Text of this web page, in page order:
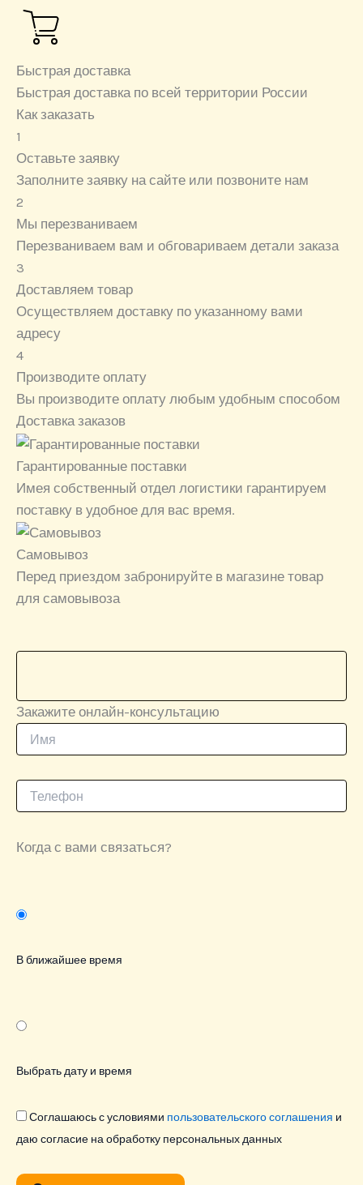
Быстрая доставка
Быстрая доставка по всей территории России
Как заказать
1
Оставьте заявку
Заполните заявку на сайте или позвоните нам
2
Мы перезваниваем
Перезваниваем вам и обговариваем детали заказа
3
Доставляем товар
Осуществляем доставку по указанному вами
адресу
4
Производите оплату
Вы производите оплату любым удобным способом
Доставка заказов
Гарантированные поставки
Имея собственный отдел логистики гарантируем
поставку в удобное для вас время.
Самовывоз
Перед приездом забронируйте в магазине товар
для самовывоза
Закажите онлайн-консультацию
Когда с вами связаться?
В ближайшее время
Выбрать дату и время
Соглашаюсь с условиями пользовательского соглашения и
даю согласие на обработку персональных данных